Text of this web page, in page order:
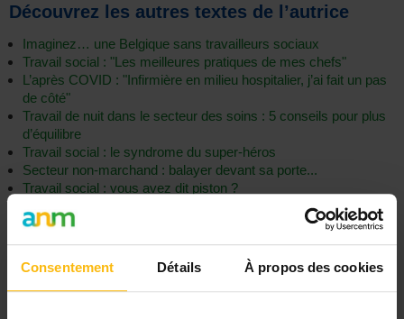
Consentement Détails À propos des cookies
Découvrez les autres textes de l’autrice
Imaginez… une Belgique sans travailleurs sociaux
Travail social : "Les meilleures pratiques de mes chefs"
L’après COVID : "Infirmière en milieu hospitalier, j’ai fait un pas
de côté"
Travail de nuit dans le secteur des soins : 5 conseils pour plus
d’équilibre
Travail social : le syndrome du super-héros
Secteur non-marchand : balayer devant sa porte...
Travail social : vous avez dit piston ?
Travailler dans le social : ces clichés qui nous collent encore et
toujours à la peau
Travail social : le pire moment pour lancer un nouveau projet
Travail social : quand la communication fait défaut
Ce que j’aurais aimé qu’on me dise lorsque j’ai commencé à
travailler dans le social